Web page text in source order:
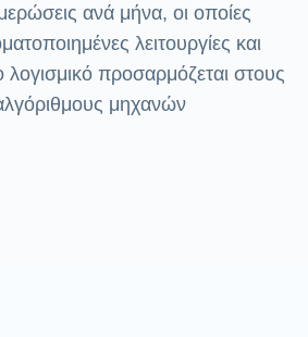
ανά μήνα, οι οποίες
λειτουργίες και
λογισμικό προσαρμόζεται στους
μηχανών